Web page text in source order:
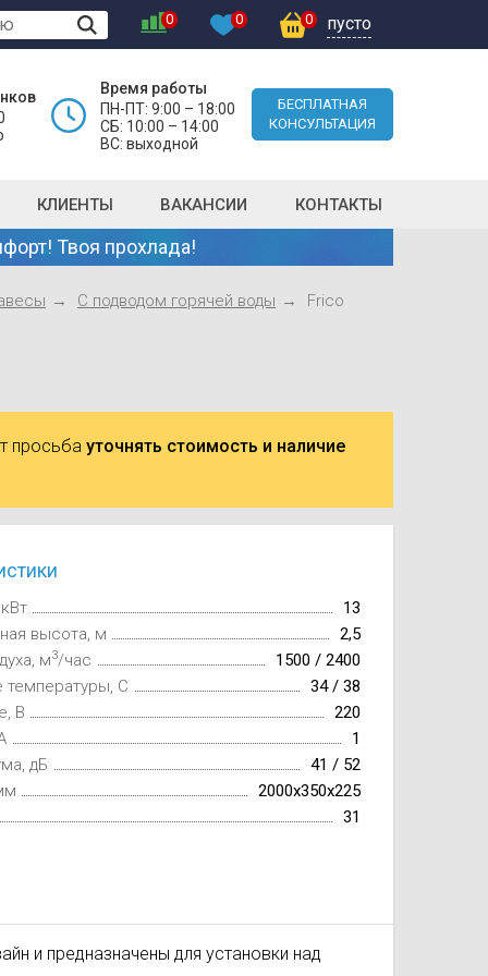
0 0 0 пусто
Время работы
ПН-ПТ: 9:00 – 18:00
СБ: 10:00 – 14:00
ВС: выходной
БЕСПЛАТНАЯ
КОНСУЛЬТАЦИЯ
КЛИЕНТЫ ВАКАНСИИ КОНТАКТЫ
Твоя прохлада!
С подводом горячей воды
Frico
просьба уточнять стоимость и наличие
13
высота, м
2,5
м3/час
1500 / 2400
температуры, C
34 / 38
В
220
1
дБ
41 / 52
2000х350х225
31
и предназначены для установки над